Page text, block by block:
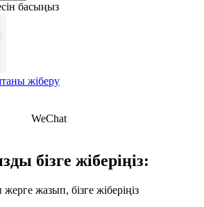
басыңыз
жіберу
WeChat
бізге жіберіңіз:
жазып, бізге жіберіңіз